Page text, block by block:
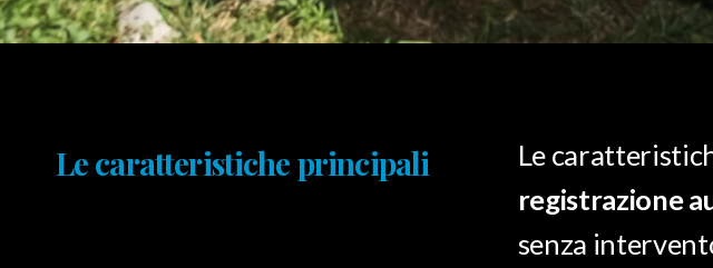
Le caratteristiche principali
Le
registrazione
senza